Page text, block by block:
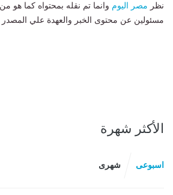
نظر مصر اليوم وانما تم نقله بمحتواه كما هو من
مسئولين عن محتوى الخبر والعهدة علي المصدر
الأكثر شهرة
اسبوعى شهرى